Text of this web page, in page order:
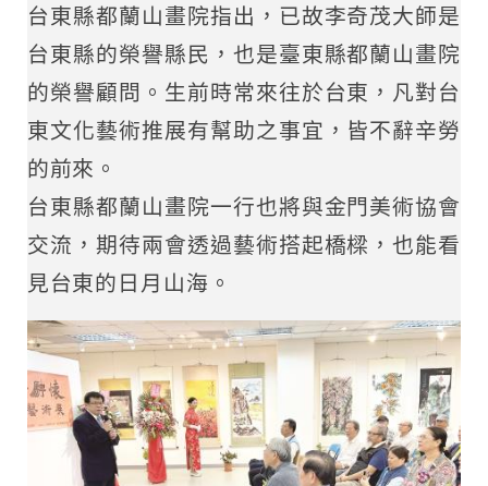
台東縣都蘭山畫院指出，已故李奇茂大師是
台東縣的榮譽縣民，也是臺東縣都蘭山畫院
的榮譽顧問。生前時常來往於台東，凡對台
東文化藝術推展有幫助之事宜，皆不辭辛勞
的前來。
台東縣都蘭山畫院一行也將與金門美術協會
交流，期待兩會透過藝術搭起橋樑，也能看
見台東的日月山海。